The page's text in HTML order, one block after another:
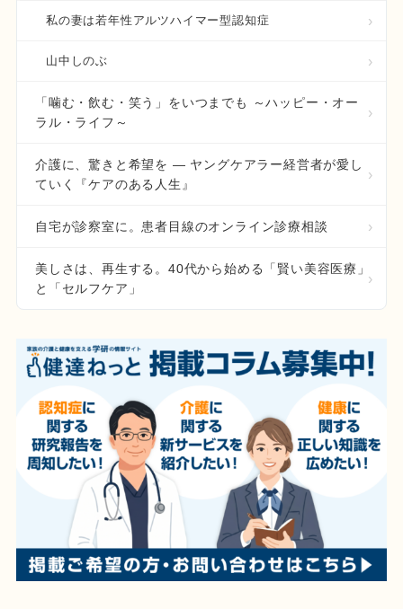
私の妻は若年性アルツハイマー型認知症
山中しのぶ
「噛む・飲む・笑う」をいつまでも ～ハッピー・オー
ラル・ライフ～
介護に、驚きと希望を ― ヤングケアラー経営者が愛し
ていく『ケアのある人生』
自宅が診察室に。患者目線のオンライン診療相談
美しさは、再生する。40代から始める「賢い美容医療」
と「セルフケア」